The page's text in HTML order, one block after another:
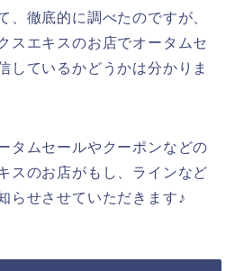
、徹底的に調べたのですが、
スエキスのお店でオータムセ
しているかどうかは分かりま
タムセールやクーポンなどの
スのお店がもし、ラインなど
らせさせていただきます♪